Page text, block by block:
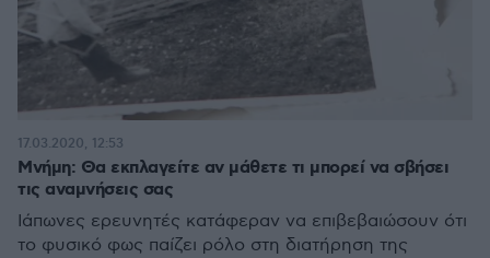
Μνήμη: Θα εκπλαγείτε αν μάθετε τι μπορεί να σβήσει
τις αναμνήσεις σας
Ιάπωνες ερευνητές κατάφεραν να επιβεβαιώσουν ότι
το φυσικό φως παίζει ρόλο στη διατήρηση της
17.03.2020, 12:53